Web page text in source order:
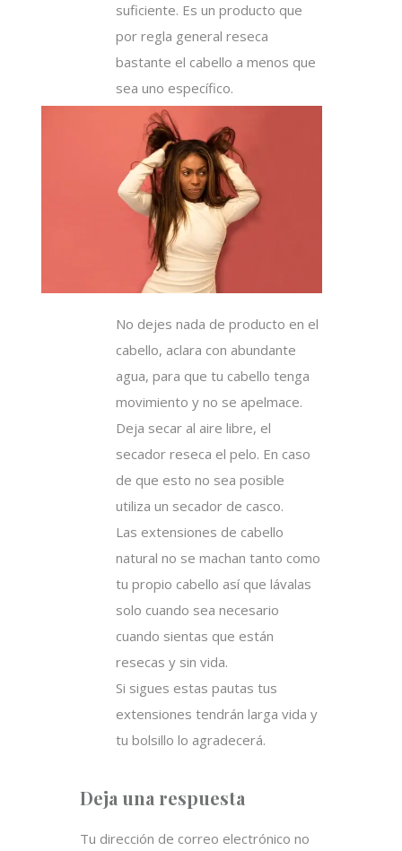
suficiente. Es un producto que
por regla general reseca
bastante el cabello a menos que
sea uno específico.
No dejes nada de producto en el
cabello, aclara con abundante
agua, para que tu cabello tenga
movimiento y no se apelmace.
Deja secar al aire libre, el
secador reseca el pelo. En caso
de que esto no sea posible
utiliza un secador de casco.
Las extensiones de cabello
natural no se machan tanto como
tu propio cabello así que lávalas
solo cuando sea necesario
cuando sientas que están
resecas y sin vida.
Si sigues estas pautas tus
extensiones tendrán larga vida y
tu bolsillo lo agradecerá.
Deja una respuesta
Tu dirección de correo electrónico no